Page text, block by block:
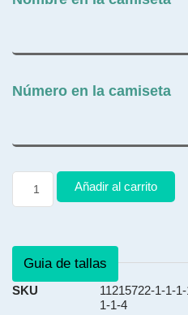
Número en la camiseta
Añadir al carrito
Guia de tallas
SKU
11215722-1-1-
1-1-4